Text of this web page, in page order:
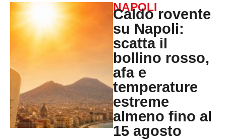
NAPOLI
Caldo rovente
su Napoli:
scatta il
bollino rosso,
afa e
temperature
estreme
almeno fino al
15 agosto